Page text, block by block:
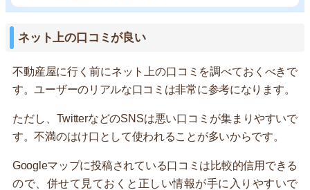
ネット上の口コミが良い
不動産屋に行く前にネット上の口コミを調べておくべきで
す。ユーザーのリアルな口コミは非常に参考になります。
ただし、TwitterなどのSNSは悪い口コミが集まりやすいで
す。不満のはけ口として使われることが多いからです。
Googleマップに投稿されている口コミは比較的信用できる
ので、併せて見ておくと正しい情報が手に入りやすいで